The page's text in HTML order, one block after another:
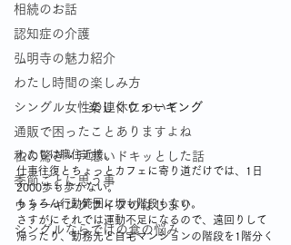
相続のお話
認知症の介護
弘明寺の魅力紹介
わたし時間の楽しみ方
シングル女性の連休について
通販で困ったことありますよね
私の驚き・戸惑いドキッとした話
季節ごとに思う事
ウォーキングライフのはじまり
シングルならではの食の悩み
楽しくウォーキング
わたしは職住近接。
仕事往復とちょっとカフェに寄り道だけでは、1日
2000歩も歩かない。
もちろん行動範囲に坂も階段もない。
さすがにそれでは運動不足になるので、遠回りして
帰ったり、勤務先と自宅マンションの階段を1階分く